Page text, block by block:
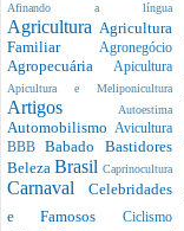
Afinando a língua
Agricultura Agricultura
Familiar Agronegócio
Agropecuária Apicultura
Apicultura e Meliponicultura
Artigos Autoestima
Automobilismo Avicultura
BBBBabado Bastidores
Beleza Brasil Caprinocultura
Carnaval Celebridades
e Famosos Ciclismo